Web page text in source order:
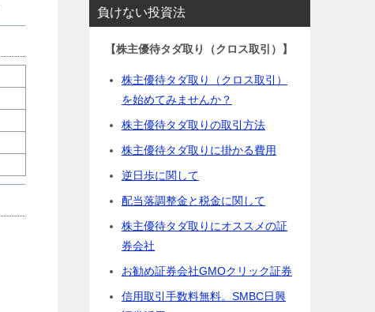
負けない投資法
【株主優待タダ取り（クロス取引）】
株主優待タダ取り（クロス取引）
を始めてみませんか？
株主優待タダ取りの取引方法
株主優待タダ取りに掛かる費用
逆日歩に関して
配当落調整金と税金に関して
株主優待タダ取りにオススメの証
券会社
お勧め証券会社GMOクリック証券
信用取引手数料無料。SMBC日興